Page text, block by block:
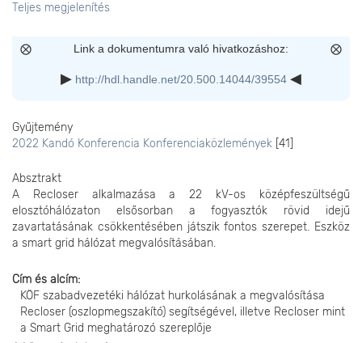
Teljes megjelenítés
Link a dokumentumra való hivatkozáshoz:
http://hdl.handle.net/20.500.14044/39554
Gyűjtemény
2022 Kandó Konferencia Konferenciaközlemények [41]
Absztrakt
A Recloser alkalmazása a 22 kV-os középfeszültségű
elosztóhálózaton elsősorban a fogyasztók rövid idejű
zavartatásának csökkentésében játszik fontos szerepet. Eszköz
a smart grid hálózat megvalósításában.
Cím és alcím
KÖF szabadvezetéki hálózat hurkolásának a megvalósítása
Recloser (oszlopmegszakító) segítségével, illetve Recloser mint
a Smart Grid meghatározó szereplője